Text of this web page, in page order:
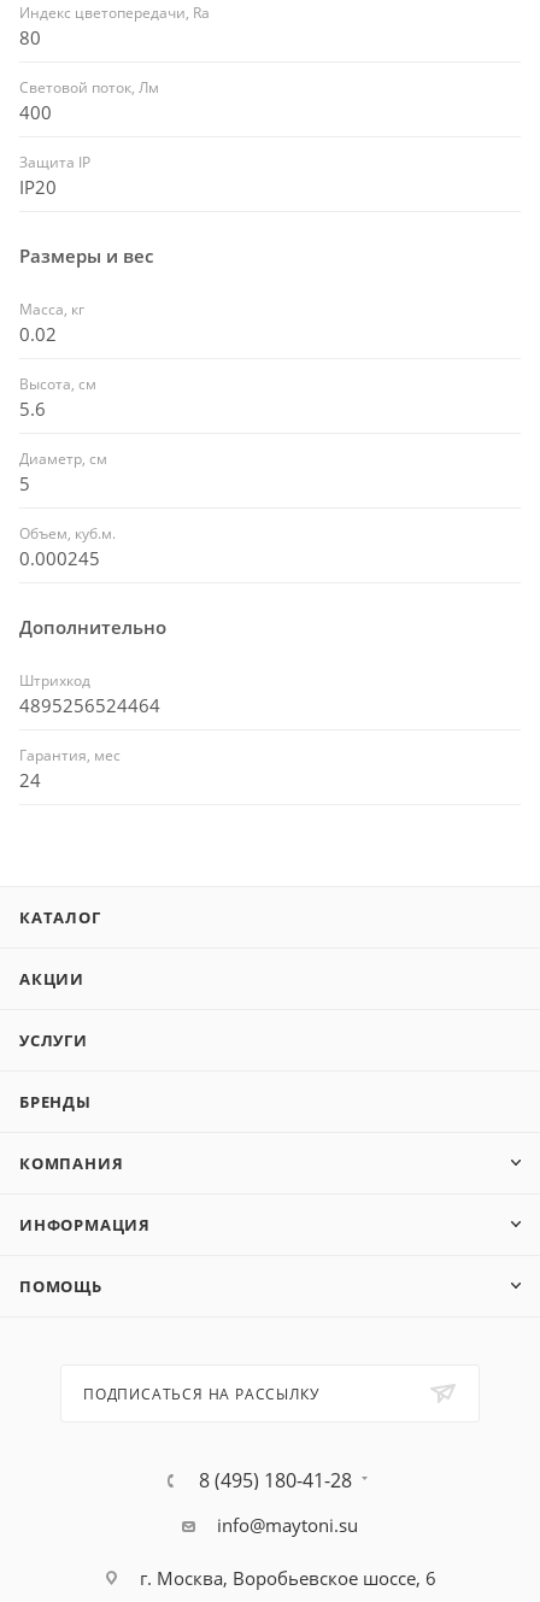
Индекс цветопередачи, Ra
80
Световой поток, Лм
400
Защита IP
IP20
Размеры и вес
Масса, кг
0.02
Высота, см
5.6
Диаметр, см
5
Объем, куб.м.
0.000245
Дополнительно
Штрихкод
4895256524464
Гарантия, мес
24
КАТАЛОГ
АКЦИИ
УСЛУГИ
БРЕНДЫ
КОМПАНИЯ
ИНФОРМАЦИЯ
ПОМОЩЬ
ПОДПИСАТЬСЯ НА РАССЫЛКУ
8 (495) 180-41-28
info@maytoni.su
г. Москва, Воробьевское шоссе, 6